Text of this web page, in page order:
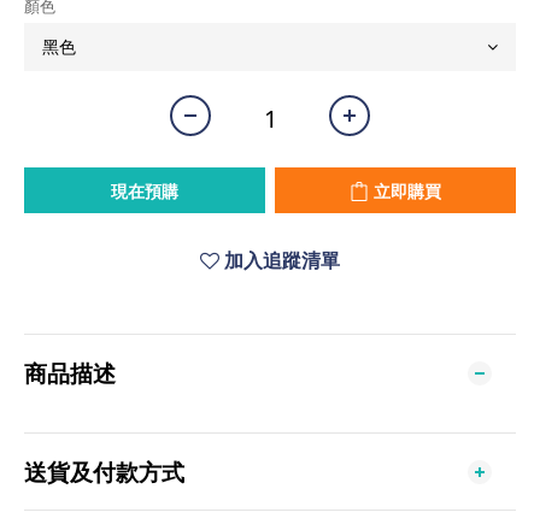
顏色
現在預購 立即購買
加入追蹤清單
商品描述
送貨及付款方式